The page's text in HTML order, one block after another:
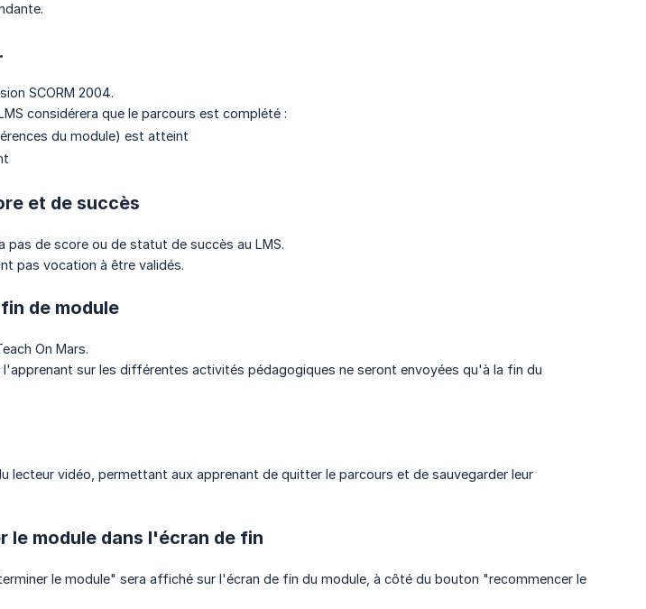
SCORM 2004.
considérera que le parcours est complété :
du module) est atteint
et de succès
de score ou de statut de succès au LMS.
pas vocation à être validés.
de module
On Mars.
sur les différentes activités pédagogiques ne seront envoyées qu'à la fin du
lecteur vidéo, permettant aux apprenant de quitter le parcours et de sauvegarder leur
module dans l'écran de fin
le module" sera affiché sur l'écran de fin du module, à côté du bouton "recommencer le